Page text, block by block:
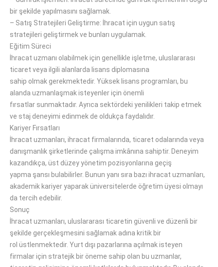
bir şekilde yapılmasını sağlamak.
– Satış Stratejileri Geliştirme: İhracat için uygun satış
stratejileri geliştirmek ve bunları uygulamak.
Eğitim Süreci
İhracat uzmanı olabilmek için genellikle işletme, uluslararası
ticaret veya ilgili alanlarda lisans diplomasına
sahip olmak gerekmektedir. Yüksek lisans programları, bu
alanda uzmanlaşmak isteyenler için önemli
fırsatlar sunmaktadır. Ayrıca sektördeki yenilikleri takip etmek
ve staj deneyimi edinmek de oldukça faydalıdır.
Kariyer Fırsatları
İhracat uzmanları, ihracat firmalarında, ticaret odalarında veya
danışmanlık şirketlerinde çalışma imkânına sahiptir. Deneyim
kazandıkça, üst düzey yönetim pozisyonlarına geçiş
yapma şansı bulabilirler. Bunun yanı sıra bazı ihracat uzmanları,
akademik kariyer yaparak üniversitelerde öğretim üyesi olmayı
da tercih edebilir.
Sonuç
İhracat uzmanları, uluslararası ticaretin güvenli ve düzenli bir
şekilde gerçekleşmesini sağlamak adına kritik bir
rol üstlenmektedir. Yurt dışı pazarlarına açılmak isteyen
firmalar için stratejik bir öneme sahip olan bu uzmanlar,